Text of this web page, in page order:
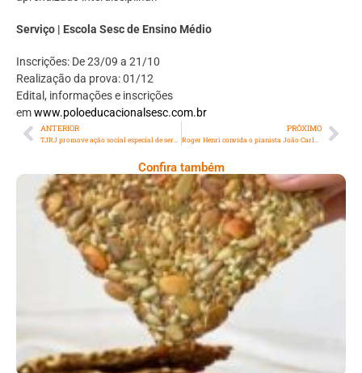
Serviço | Escola Sesc de Ensino Médio
Inscrições: De 23/09 a 21/10
Realização da prova: 01/12
Edital, informações e inscrições
emwww.poloeducacionalsesc.com.br
ANTERIOR
TJRJ promove ação social especial de serviços pelo Dia Nacional de Luta da Pessoa com Deficiência, nos dias 26 e 27 de setembro
PRÓXIMO
Roger Henri convida o pianista João Carlos Coutinho para o show “Beatles em Blues e Jazz” e “Trilhas do Cinema” no projeto Soul Jazz Nights no Musicorum
Confira também
Comer Bem: Cracker De Sementes